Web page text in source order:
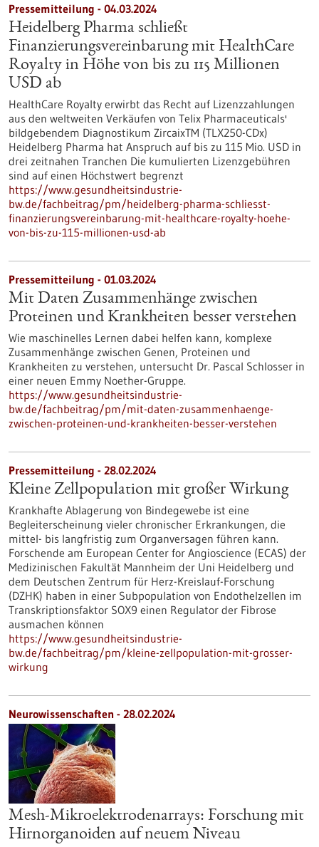
Pressemitteilung - 04.03.2024
Heidelberg Pharma schließt
Finanzierungsvereinbarung mit HealthCare
Royalty in Höhe von bis zu 115 Millionen
USD ab
HealthCare Royalty erwirbt das Recht auf Lizenzzahlungen
aus den weltweiten Verkäufen von Telix Pharmaceuticals'
bildgebendem Diagnostikum ZircaixTM (TLX250-CDx)
Heidelberg Pharma hat Anspruch auf bis zu 115 Mio. USD in
drei zeitnahen Tranchen Die kumulierten Lizenzgebühren
sind auf einen Höchstwert begrenzt
https://www.gesundheitsindustrie-
bw.de/fachbeitrag/pm/heidelberg-pharma-schliesst-
finanzierungsvereinbarung-mit-healthcare-royalty-hoehe-
von-bis-zu-115-millionen-usd-ab
Pressemitteilung - 01.03.2024
Mit Daten Zusammenhänge zwischen
Proteinen und Krankheiten besser verstehen
Wie maschinelles Lernen dabei helfen kann, komplexe
Zusammenhänge zwischen Genen, Proteinen und
Krankheiten zu verstehen, untersucht Dr. Pascal Schlosser in
einer neuen Emmy Noether-Gruppe.
https://www.gesundheitsindustrie-
bw.de/fachbeitrag/pm/mit-daten-zusammenhaenge-
zwischen-proteinen-und-krankheiten-besser-verstehen
Pressemitteilung - 28.02.2024
Kleine Zellpopulation mit großer Wirkung
Krankhafte Ablagerung von Bindegewebe ist eine
Begleiterscheinung vieler chronischer Erkrankungen, die
mittel- bis langfristig zum Organversagen führen kann.
Forschende am European Center for Angioscience (ECAS) der
Medizinischen Fakultät Mannheim der Uni Heidelberg und
dem Deutschen Zentrum für Herz-Kreislauf-Forschung
(DZHK) haben in einer Subpopulation von Endothelzellen im
Transkriptionsfaktor SOX9 einen Regulator der Fibrose
ausmachen können
https://www.gesundheitsindustrie-
bw.de/fachbeitrag/pm/kleine-zellpopulation-mit-grosser-
wirkung
Neurowissenschaften - 28.02.2024
Mesh-Mikroelektrodenarrays: Forschung mit
Hirnorganoiden auf neuem Niveau